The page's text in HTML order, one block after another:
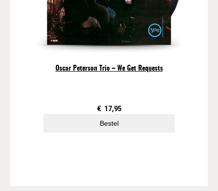
Oscar Peterson Trio – We Get Requests
€ 17,95
Bestel